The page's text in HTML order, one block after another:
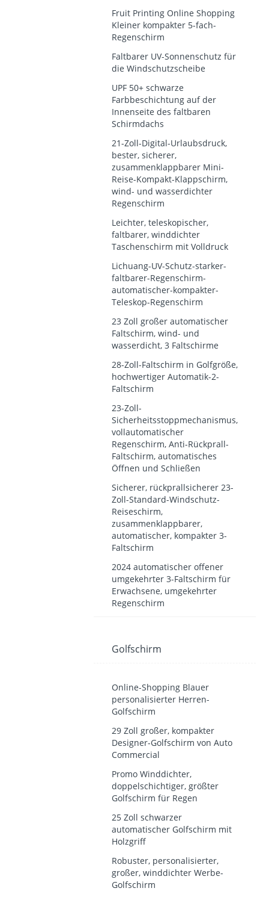
Fruit Printing Online Shopping
Kleiner kompakter 5-fach-
Regenschirm
Faltbarer UV-Sonnenschutz für
die Windschutzscheibe
UPF 50+ schwarze
Farbbeschichtung auf der
Innenseite des faltbaren
Schirmdachs
21-Zoll-Digital-Urlaubsdruck,
bester, sicherer,
zusammenklappbarer Mini-
Reise-Kompakt-Klappschirm,
wind- und wasserdichter
Regenschirm
Leichter, teleskopischer,
faltbarer, winddichter
Taschenschirm mit Volldruck
Lichuang-UV-Schutz-starker-
faltbarer-Regenschirm-
automatischer-kompakter-
Teleskop-Regenschirm
23 Zoll großer automatischer
Faltschirm, wind- und
wasserdicht, 3 Faltschirme
28-Zoll-Faltschirm in Golfgröße,
hochwertiger Automatik-2-
Faltschirm
23-Zoll-
Sicherheitsstoppmechanismus,
vollautomatischer
Regenschirm, Anti-Rückprall-
Faltschirm, automatisches
Öffnen und Schließen
Sicherer, rückprallsicherer 23-
Zoll-Standard-Windschutz-
Reiseschirm,
zusammenklappbarer,
automatischer, kompakter 3-
Faltschirm
2024 automatischer offener
umgekehrter 3-Faltschirm für
Erwachsene, umgekehrter
Regenschirm
Golfschirm
Online-Shopping Blauer
personalisierter Herren-
Golfschirm
29 Zoll großer, kompakter
Designer-Golfschirm von Auto
Commercial
Promo Winddichter,
doppelschichtiger, größter
Golfschirm für Regen
25 Zoll schwarzer
automatischer Golfschirm mit
Holzgriff
Robuster, personalisierter,
großer, winddichter Werbe-
Golfschirm